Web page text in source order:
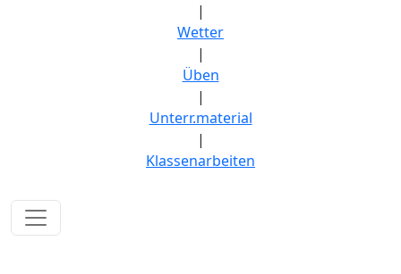
|
Wetter
|
Üben
|
Unterr.material
|
Klassenarbeiten